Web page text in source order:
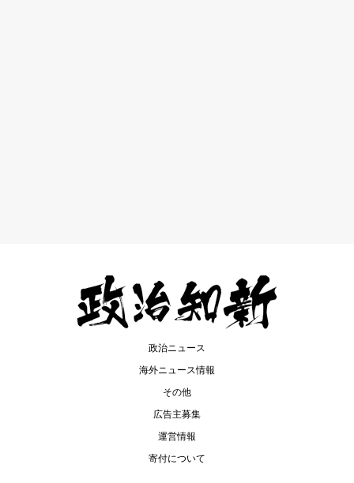
政治ニュース
海外ニュース情報
その他
広告主募集
運営情報
寄付について